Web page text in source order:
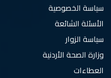
سياسة الخصوصية
الأسئلة الشائعة
سياسة الزوار
وزارة الصحة الأردنية
العطاءات